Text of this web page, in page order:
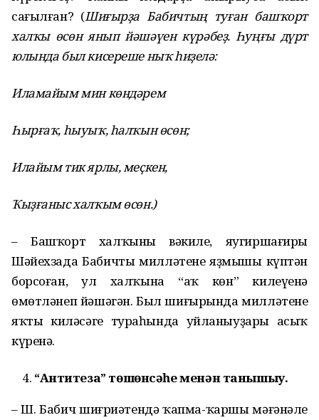
сағылған? (Шиғырҙа Бабичтың туған башҡорт
халҡы өсөн янып йәшәүен күрәбеҙ. Һуңғы дүрт
юлында был кисереше ныҡ һиҙелә:
Иламайым мин көндәрем
Һырғаҡ, һыуыҡ, һалҡын өсөн;
Илайым тик ярлы, меҫкен,
Ҡыҙғаныс халҡым өсөн.)
– Башҡорт халҡының вәкиле, яугиршағиры
Шәйехзада Бабичты милләтенең яҙмышы күптән
борсоған, ул халҡына “аҡ көн” килеүенә
өмөтләнеп йәшәгән. Был шиғырында милләтенең
яҡты киләсәге тураһында уйланыуҙары асыҡ
күренә.
“Антитеза” төшөнсәһе менән та­нышыу.
– Ш. Бабич шиғриәтендә ҡапма-ҡаршы мәғәнәле